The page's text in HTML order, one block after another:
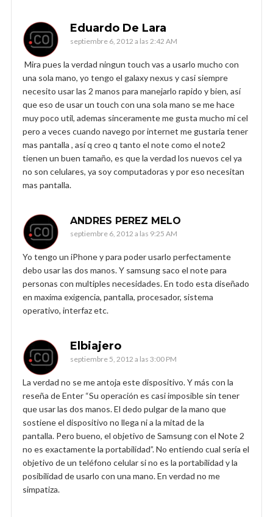
Eduardo De Lara
septiembre 6, 2012 a las 2:42 AM
Mira pues la verdad ningun touch vas a usarlo mucho con
una sola mano, yo tengo el galaxy nexus y casi siempre
necesito usar las 2 manos para manejarlo rapido y bien, así
que eso de usar un touch con una sola mano se me hace
muy poco util, ademas sinceramente me gusta mucho mi cel
pero a veces cuando navego por internet me gustaria tener
mas pantalla , así q creo q tanto el note como el note2
tienen un buen tamaño, es que la verdad los nuevos cel ya
no son celulares, ya soy computadoras y por eso necesitan
mas pantalla.
ANDRES PEREZ MELO
septiembre 6, 2012 a las 9:25 AM
Yo tengo un iPhone y para poder usarlo perfectamente
debo usar las dos manos. Y samsung saco el note para
personas con multiples necesidades. En todo esta diseñado
en maxima exigencia, pantalla, procesador, sistema
operativo, interfaz etc.
Elbiajero
septiembre 5, 2012 a las 3:00 PM
La verdad no se me antoja este dispositivo. Y más con la
reseña de Enter “Su operación es casi imposible sin tener
que usar las dos manos. El dedo pulgar de la mano que
sostiene el dispositivo no llega ni a la mitad de la
pantalla. Pero bueno, el objetivo de Samsung con el Note 2
no es exactamente la portabilidad”. No entiendo cual sería el
objetivo de un teléfono celular si no es la portabilidad y la
posibilidad de usarlo con una mano. En verdad no me
simpatiza.